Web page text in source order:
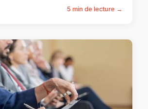
5 min de lecture →